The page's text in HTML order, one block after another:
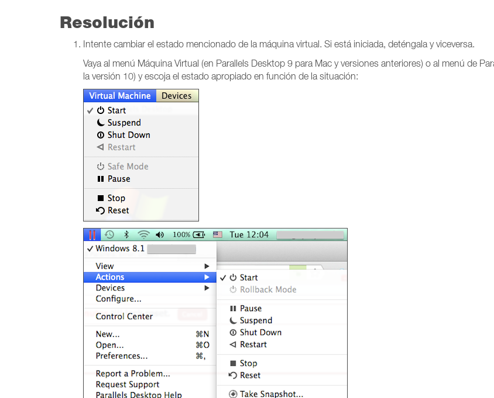
Resolución
Intente cambiar el estado mencionado de la máquina virtual. Si está iniciada, deténgala y viceversa.
Vaya al menú Máquina Virtual (en Parallels Desktop 9 para Mac y versiones anteriores) o al menú de
la versión 10) y escoja el estado apropiado en función de la situación: